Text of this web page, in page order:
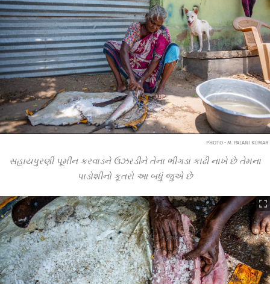
PHOTO • M. PALANI KUMAR
સહાયપુરણી પૂમીન કરવાડને ઉઝરડીને તેના ભીંગડા કાઢી નાખે છે તેમના
પાડોશીનો કૂતરો આ બધું જુએ છે